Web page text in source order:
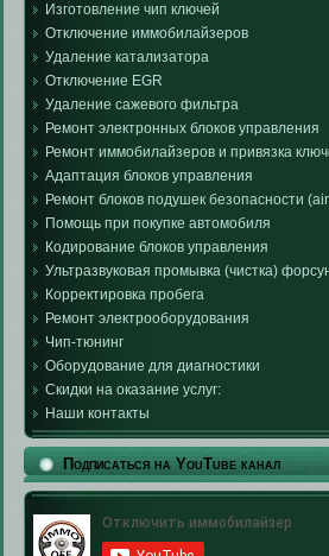
Изготовление чип ключей
Отключение иммобилайзеров
Удаление катализатора
Отключение EGR
Удаление сажевого фильтра
Ремонт электронных блоков управления
Ремонт иммобилайзеров и привязка
Адаптация блоков управления
Ремонт блоков подушек безопасности
Помощь при покупке автомобиля
Кодирование блоков управления
Ультразвуковая промывка (чистка)
Корректировка пробега
Ремонт электрооборудования
Чип-тюнинг
Оборудование для диагностики
Скидки на оказание услуг:
Наши контакты
Подписаться на YouTube канал